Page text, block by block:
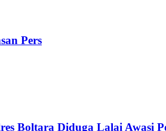
Pers
Boltara Diduga Lalai Awasi